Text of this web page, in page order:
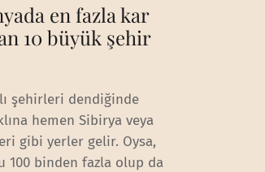
en fazla kar
10 büyük şehir
şehirleri dendiğinde
hemen Sibirya veya
gibi yerler gelir. Oysa,
100 binden fazla olup da